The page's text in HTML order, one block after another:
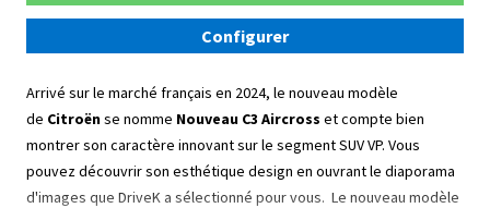
Configurer
Arrivé sur le marché français en 2024, le nouveau modèle
de Citroënse nomme Nouveau C3 Aircross et compte bien
montrer son caractère innovant sur le segment SUV VP. Vous
pouvez découvrir son esthétique design en ouvrant le diaporama
d'images que DriveK a sélectionné pour vous. Le nouveau modèle